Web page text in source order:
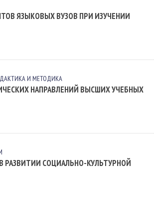
ЯЗЫКОВЫХ ВУЗОВ ПРИ ИЗУЧЕНИИ
И МЕТОДИКА
НАПРАВЛЕНИЙ ВЫСШИХ УЧЕБНЫХ
СОЦИАЛЬНО-КУЛЬТУРНОЙ